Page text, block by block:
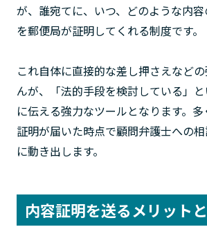
が、誰宛てに、いつ、どのような内
を郵便局が証明してくれる制度です。
これ自体に直接的な差し押さえなど
んが、「法的手段を検討している」
に伝える強力なツールとなります。
証明が届いた時点で顧問弁護士への
に動き出します。
内容証明を送るメリット